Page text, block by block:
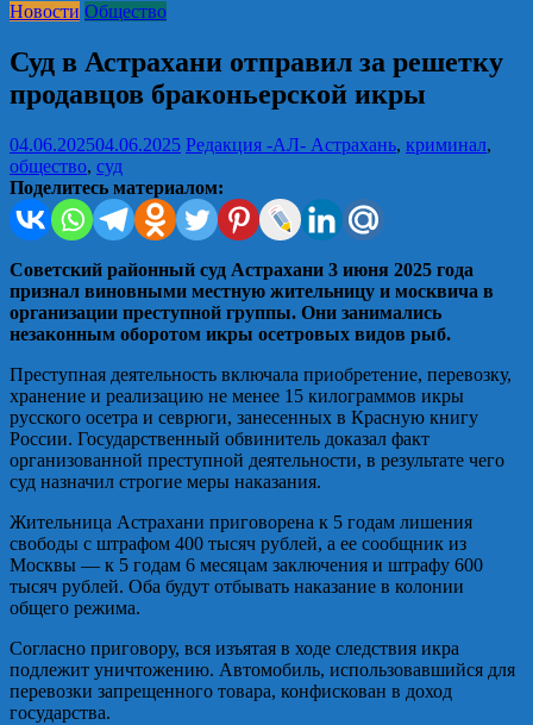
Новости Общество
Суд в Астрахани отправил за решетку
продавцов браконьерской икры
04.06.202504.06.2025 Редакция -АЛ- Астрахань, криминал,
общество, суд
Поделитесь материалом:
Советский районный суд Астрахани 3 июня 2025 года
признал виновными местную жительницу и москвича в
организации преступной группы. Они занимались
незаконным оборотом икры осетровых видов рыб.
Преступная деятельность включала приобретение, перевозку,
хранение и реализацию не менее 15 килограммов икры
русского осетра и севрюги, занесенных в Красную книгу
России. Государственный обвинитель доказал факт
организованной преступной деятельности, в результате чего
суд назначил строгие меры наказания.
Жительница Астрахани приговорена к 5 годам лишения
свободы с штрафом 400 тысяч рублей, а ее сообщник из
Москвы — к 5 годам 6 месяцам заключения и штрафу 600
тысяч рублей. Оба будут отбывать наказание в колонии
общего режима.
Согласно приговору, вся изъятая в ходе следствия икра
подлежит уничтожению. Автомобиль, использовавшийся для
перевозки запрещенного товара, конфискован в доход
государства.